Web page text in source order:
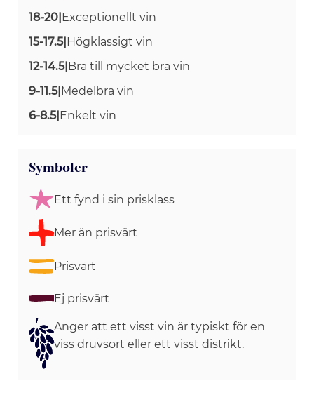
18-20 Exceptionellt vin
15-17.5| Högklassigt vin
12-14.5| Bra till mycket bra vin
9-11.5| Medelbra vin
6-8.5| Enkelt vin
Symboler
Ett fynd i sin prisklass
Mer än prisvärt
Prisvärt
Ej prisvärt
Anger att ett visst vin är typiskt för en
viss druvsort eller ett visst distrikt.